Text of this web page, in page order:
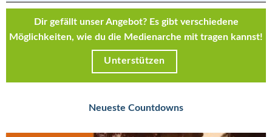
Dir gefällt unser Angebot? Es gibt verschiedene
Möglichkeiten, wie du die Medienarche mit tragen kannst!
Unterstützen
Neueste Countdowns